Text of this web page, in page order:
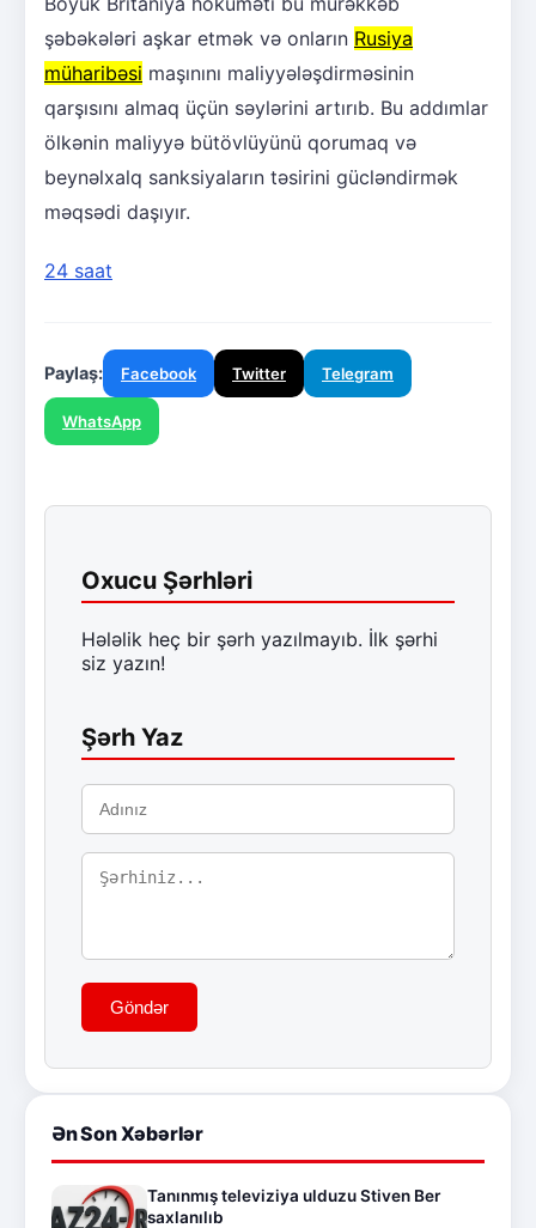
şəbəkələri aşkar etmək və onların Rusiya
müharibəsi maşınını maliyyələşdirməsinin
qarşısını almaq üçün səylərini artırıb. Bu addımlar
ölkənin maliyyə bütövlüyünü qorumaq və
beynəlxalq sanksiyaların təsirini gücləndirmək
məqsədi daşıyır.
24 saat
Paylaş: Facebook Twitter Telegram
WhatsApp
Oxucu Şərhləri
Hələlik heç bir şərh yazılmayıb. İlk şərhi
siz yazın!
Şərh Yaz
Göndər
Ən Son Xəbərlər
Tanınmış televiziya ulduzu Stiven Ber
saxlanılıb